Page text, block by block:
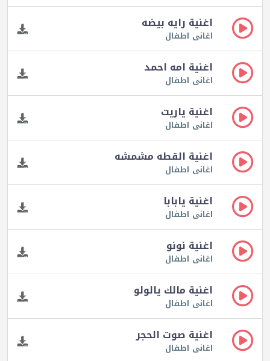
اغنية رايه بيضه
اغانى اطفال
اغنية امه احمد
اغانى اطفال
اغنية ياريت
اغانى اطفال
اغنية القطه مشمشه
اغانى اطفال
اغنية يابابا
اغانى اطفال
اغنية نونو
اغانى اطفال
اغنية مالك يالولو
اغانى اطفال
اغنية صوت الحجر
اغانى اطفال